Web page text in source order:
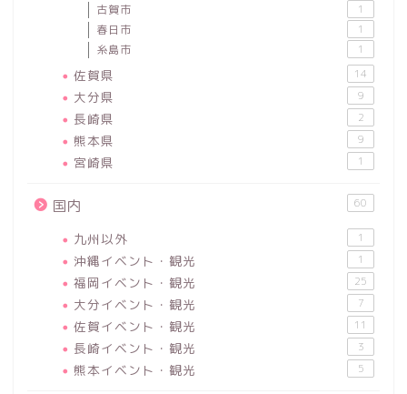
古賀市 1
春日市 1
糸島市 1
佐賀県 14
大分県 9
長崎県 2
熊本県 9
宮崎県 1
国内 60
九州以外 1
沖縄イベント・観光 1
福岡イベント・観光 25
大分イベント・観光 7
佐賀イベント・観光 11
長崎イベント・観光 3
熊本イベント・観光 5